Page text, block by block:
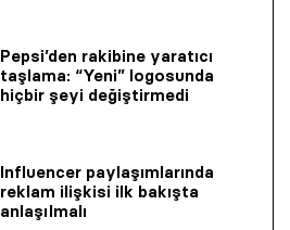
Pepsi’den rakibine yaratıcı
taşlama: “Yeni” logosunda
hiçbir şeyi değiştirmedi
Influencer paylaşımlarında
reklam ilişkisi ilk bakışta
anlaşılmalı